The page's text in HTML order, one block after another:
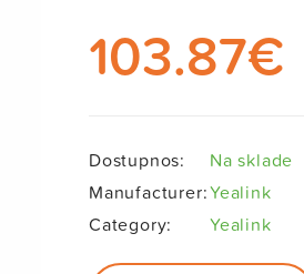
103.87€
Dostupnos:
Na sklade
Manufacturer:Yealink
Category:
Yealink